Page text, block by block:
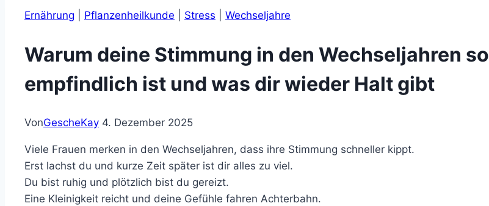
Ernährung Pflanzenheilkunde Stress Wechseljahre
Warum deine Stimmung in den Wechseljahren so
empfindlich ist und was dir wieder Halt gibt
VonGescheKay 4. Dezember 2025
Viele Frauen merken in den Wechseljahren, dass ihre Stimmung schneller kippt.
Erst lachst du und kurze Zeit später ist dir alles zu viel.
Du bist ruhig und plötzlich bist du gereizt.
Eine Kleinigkeit reicht und deine Gefühle fahren Achterbahn.